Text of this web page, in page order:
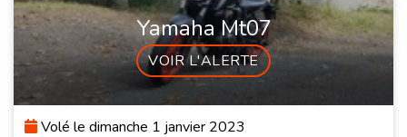
Yamaha Mt07
VOIR L'ALERTE
Volé le dimanche 1 janvier 2023